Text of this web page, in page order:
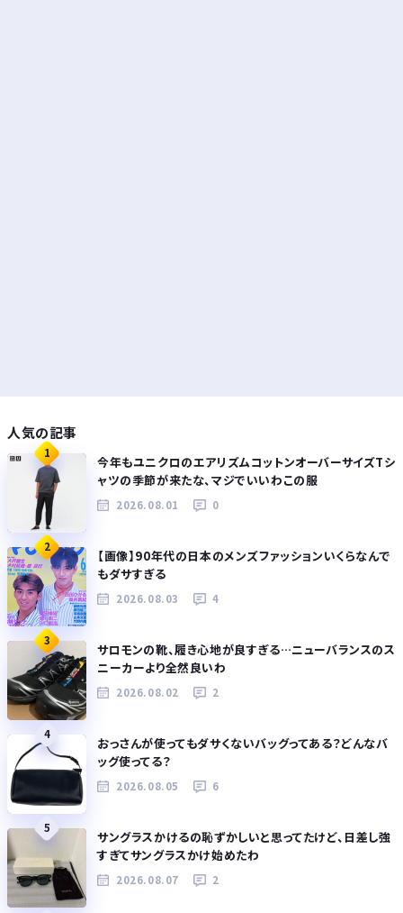
人気の記事
1
今年もユニクロのエアリズムコットンオーバーサイズTシ
ャツの季節が来たな、マジでいいわこの服
2026.08.01 0
2
【画像】90年代の日本のメンズファッションいくらなんで
もダサすぎる
2026.08.03 4
3
サロモンの靴、履き心地が良すぎる…ニューバランスのス
ニーカーより全然良いわ
2026.08.02 2
4
おっさんが使ってもダサくないバッグってある？どんなバ
ッグ使ってる？
2026.08.05 6
5
サングラスかけるの恥ずかしいと思ってたけど、日差し強
すぎてサングラスかけ始めたわ
2026.08.07 2